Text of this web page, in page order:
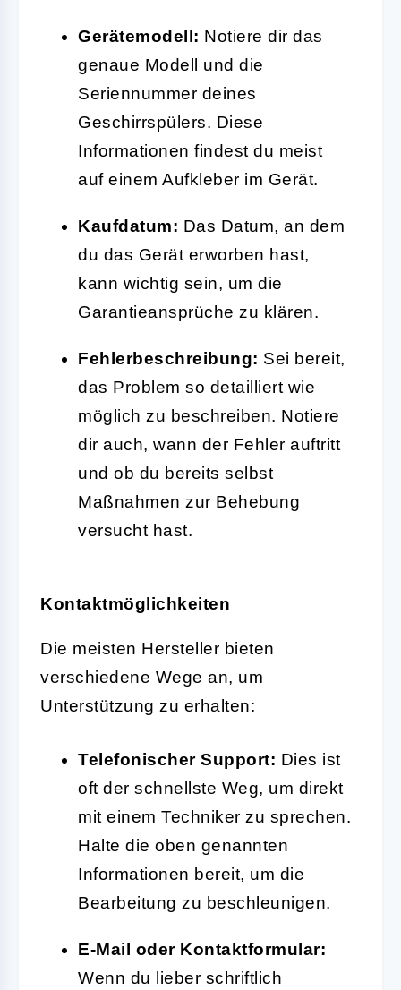
Gerätemodell: Notiere dir das
genaue Modell und die
Seriennummer deines
Geschirrspülers. Diese
Informationen findest du meist
auf einem Aufkleber im Gerät.
Kaufdatum: Das Datum, an dem
du das Gerät erworben hast,
kann wichtig sein, um die
Garantieansprüche zu klären.
Fehlerbeschreibung: Sei bereit,
das Problem so detailliert wie
möglich zu beschreiben. Notiere
dir auch, wann der Fehler auftritt
und ob du bereits selbst
Maßnahmen zur Behebung
versucht hast.
Kontaktmöglichkeiten
Die meisten Hersteller bieten
verschiedene Wege an, um
Unterstützung zu erhalten:
Telefonischer Support: Dies ist
oft der schnellste Weg, um direkt
mit einem Techniker zu sprechen.
Halte die oben genannten
Informationen bereit, um die
Bearbeitung zu beschleunigen.
E-Mail oder Kontaktformular:
Wenn du lieber schriftlich